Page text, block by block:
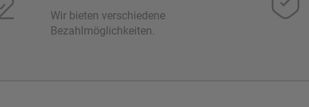
Wir bieten verschiedene
Bezahlmöglichkeiten.